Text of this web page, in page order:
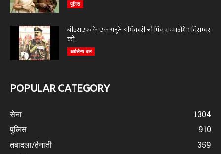
पुलिस
बीएसएफ के एक अनूठे अधिकारी जो फिर सम्भालेंगे 1 दिसम्बर
को...
अर्धसैन्य बल
POPULAR CATEGORY
सेना
1304
पुलिस
910
तबादला/तैनाती
359